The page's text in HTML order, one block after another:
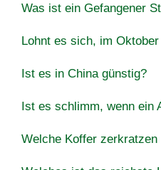
Was ist ein Gefangener
Lohnt es sich, im
Ist es in China günstig?
Ist es schlimm, wenn ein
Welche Koffer zerkratzen